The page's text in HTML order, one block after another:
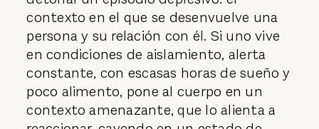
contexto en el que se desenvuelve una
persona y su relación con él. Si uno vive
en condiciones de aislamiento, alerta
constante, con escasas horas de sueño y
poco alimento, pone al cuerpo en un
contexto amenazante, que lo alienta a